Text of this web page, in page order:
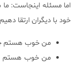
اما مسئله اینجاست:
خود با دیگران ارتقا
من خوب هستم
من خوب هستم